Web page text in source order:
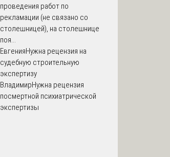
проведения работ по
рекламации (не связано со
столешницей), на столешнице
поя...
ЕвгенияНужна рецензия на
судебную строительную
экспертизу
ВладимирНужна рецензия
посмертной психиатрической
экспертизы